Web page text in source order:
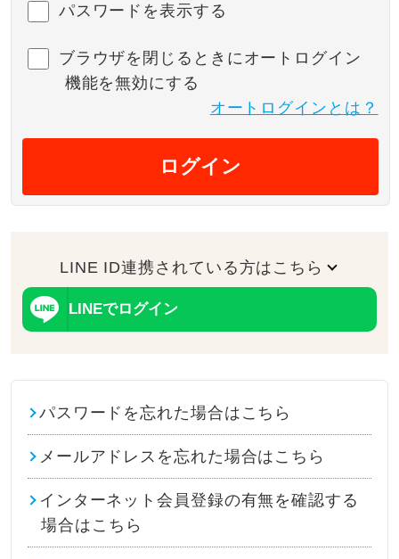
パスワードを表示する
ブラウザを閉じるときにオートログイン
機能を無効にする
オートログインとは？
ログイン
LINE ID連携されている方はこちら
LINEでログイン
パスワードを忘れた場合はこちら
メールアドレスを忘れた場合はこちら
インターネット会員登録の有無を確認する
場合はこちら